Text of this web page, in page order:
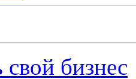
свой бизнес